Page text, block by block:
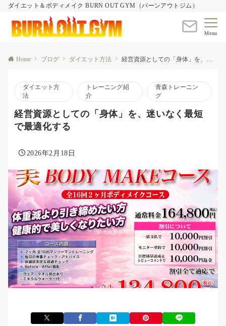
ダイエット＆ボディメイク BURN OUT GYM（バーンアウトジム）
Menu
Home ブログ ダイエット方法 経営資源としての「身体」を、迷いなく最短で最適化する
ダイエット方
法
トレーニング紹
介
青森トレーニン
グ
経営資源としての「身体」を、迷いなく最短
で最適化する
2026年2月18日